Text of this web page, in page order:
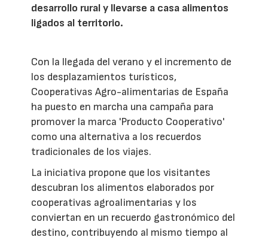
desarrollo rural y llevarse a casa alimentos
ligados al territorio.
Con la llegada del verano y el incremento de
los desplazamientos turísticos,
Cooperativas Agro-alimentarias de España
ha puesto en marcha una campaña para
promover la marca 'Producto Cooperativo'
como una alternativa a los recuerdos
tradicionales de los viajes.
La iniciativa propone que los visitantes
descubran los alimentos elaborados por
cooperativas agroalimentarias y los
conviertan en un recuerdo gastronómico del
destino, contribuyendo al mismo tiempo al